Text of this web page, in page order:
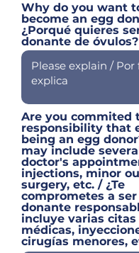
Why do you want
become an egg
¿Porqué quieres
donante de óvulos?
Are you commited
responsibility that
being an egg
may include
doctor's
injections, minor
surgery, etc. / ¿Te
comprometes a ser
donante
incluye varias citas
médicas,
cirugías menores,